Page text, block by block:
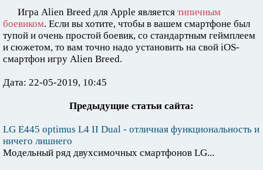
Игра Alien Breed для Apple является типичным
боевиком. Если вы хотите, чтобы в вашем смартфоне был
тупой и очень простой боевик, со стандартным геймплеем
и сюжетом, то вам точно надо установить на свой iOS-
смартфон игру Alien Breed.
Дата: 22-05-2019, 10:45
Предыдущие статьи сайта:
LG E445 optimus L4 II Dual - отличная функциональность и
ничего лишнего
Модельный ряд двухсимочных смартфонов LG...